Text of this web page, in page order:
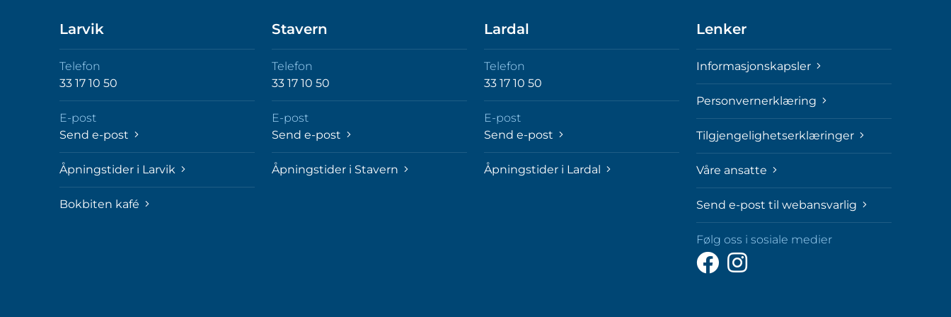
Larvik
Telefon
33 17 10 50
E-post
Send e-post
Åpningstider i Larvik
Bokbiten kafé
Stavern
Telefon
33 17 10 50
E-post
Send e-post
Åpningstider i Stavern
Lardal
Telefon
33 17 10 50
E-post
Send e-post
Åpningstider i Lardal
Lenker
Informasjonskapsler
Personvernerklæring
Tilgjengelighetserklæringer
Våre ansatte
Send e-post til webansvarlig
Følg oss i sosiale medier
Følg
oss
Følg
oss